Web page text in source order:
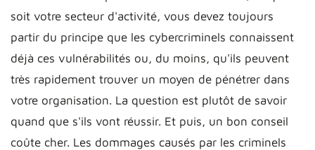
soit votre secteur d'activité, vous devez toujours
partir du principe que les cybercriminels connaissent
déjà ces vulnérabilités ou, du moins, qu'ils peuvent
très rapidement trouver un moyen de pénétrer dans
votre organisation. La question est plutôt de savoir
quand que s'ils vont réussir. Et puis, un bon conseil
coûte cher. Les dommages causés par les criminels